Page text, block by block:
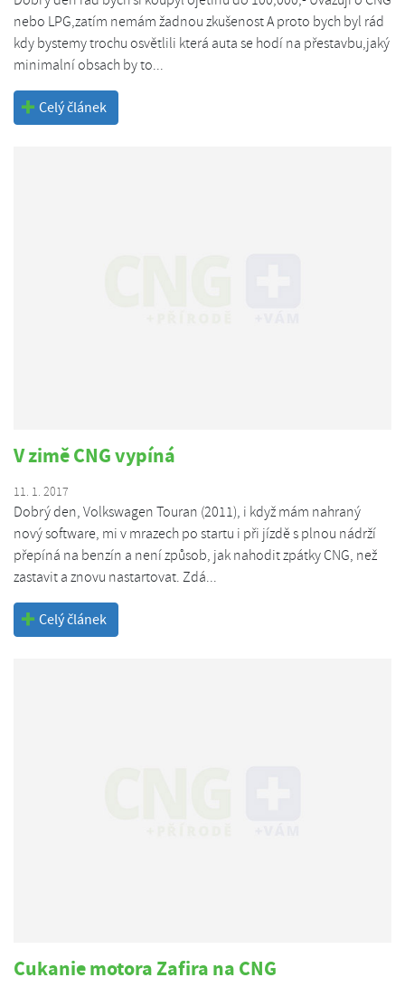
nebo LPG,zatím nemám žadnou zkušenost A proto bych byl rád
kdy bystemy trochu osvětlili která auta se hodí na přestavbu,jaký
minimalní obsach by to...
Celý článek
V zimě CNG vypíná
11. 1. 2017
Dobrý den, Volkswagen Touran (2011), i když mám nahraný
nový software, mi v mrazech po startu i při jízdě s plnou nádrží
přepíná na benzín a není způsob, jak nahodit zpátky CNG, než
zastavit a znovu nastartovat. Zdá...
Celý článek
Cukanie motora Zafira na CNG